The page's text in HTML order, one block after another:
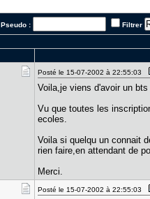
Pseudo : Filtrer
Posté le 15-07-2002 à 22:55:03
Voila,je viens d'avoir un
Vu que toutes les
ecoles.
Voila si quelqu un connait
rien faire,en attendant de
Merci.
Posté le 15-07-2002 à 22:55:03